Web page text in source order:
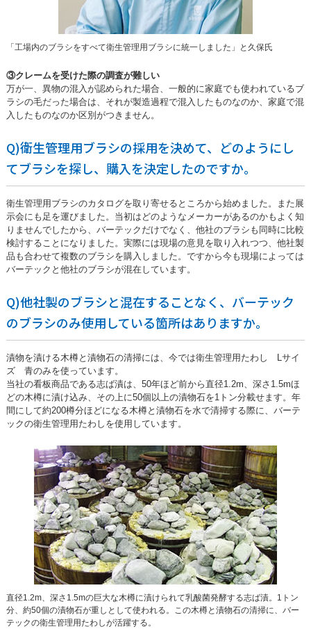
「工場内のブラシをすべて衛生管理用ブラシに統一しました」と久保氏
③クレームを受けた際の調査が難しい
万が一、異物の混入が認められた場合、一般的に家庭でも使われているブ
ラシの毛だった場合は、それが製造過程で混入したものなのか、家庭で混
入したものなのか区別がつきません。
Q)衛生管理用ブラシの採用を決めて、どのようにし
てブラシを探し、購入を決定したのですか。
衛生管理用ブラシのカタログを取り寄せるところから始めました。また展
示会にも足を運びました。当初はどのようなメーカーがあるのかもよく知
りませんでしたから、バーテックだけでなく、他社のブラシも同時に比較
検討することになりました。実際には現場の意見を取り入れつつ、他社製
品も合わせて複数のブラシを購入しました。ですから今も現場によっては
バーテックと他社のブラシが混在しています。
Q)他社製のブラシと混在することなく、バーテック
のブラシのみ使用している箇所はありますか。
漬物を漬ける木樽と漬物石の清掃には、今では衛生管理用たわし Lサイ
ズ 青のみを使っています。
当社の看板商品である志ば漬は、50年ほど前から直径1.2m、深さ1.5mほ
どの木樽に漬け込み、その上に50個以上の漬物石を1トン分載せます。年
間にして約200樽分ほどになる木樽と漬物石を水で清掃する際に、バーテ
ックの衛生管理用たわしを使用しています。
直径1.2m、深さ1.5mの巨大な木樽に漬けられて乳酸菌発酵する志ば漬。1トン
分、約50個の漬物石が重しとして使われる。この木樽と漬物石の清掃に、バー
テックの衛生管理用たわしが活躍する。